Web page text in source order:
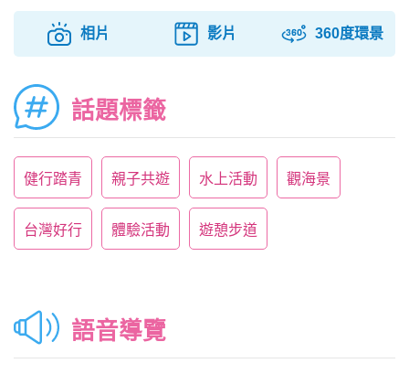
相片 影片 360度環景
話題標籤
健行踏青 親子共遊 水上活動 觀海景
台灣好行 體驗活動 遊憩步道
語音導覽